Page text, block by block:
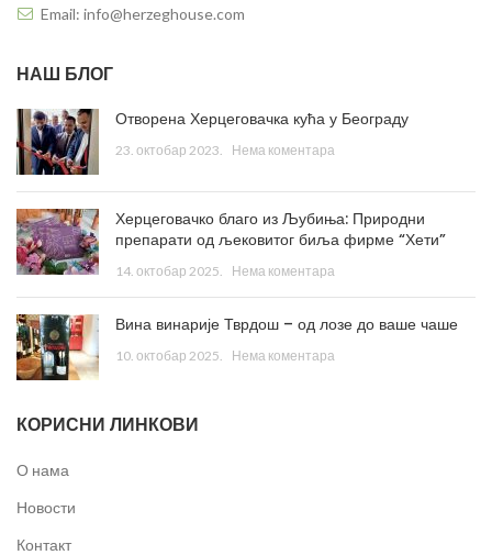
Email: info@herzeghouse.com
НАШ БЛОГ
Отворена Херцеговачка кућа у Београду
23. октобар 2023. Нема коментара
Херцеговачко благо из Љубиња: Природни
препарати од љековитог биља фирме “Хети”
14. октобар 2025. Нема коментара
Вина винарије Тврдош – од лозе до ваше чаше
10. октобар 2025. Нема коментара
КОРИСНИ ЛИНКОВИ
О нама
Новости
Контакт